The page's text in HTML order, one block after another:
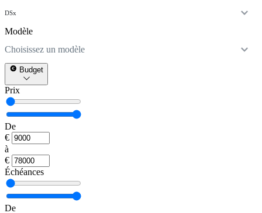
DSx
Modèle
Choisissez un modèle
Budget
Prix
De
€
à
€
Échéances
De